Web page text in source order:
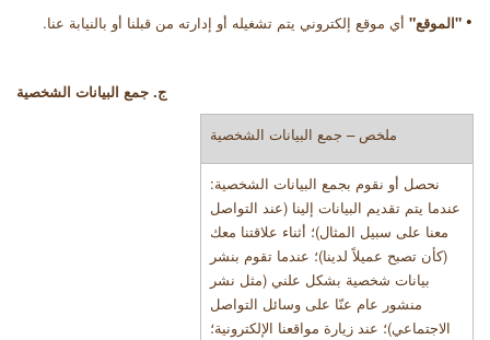
•
"الموقع" أي موقع إلكتروني يتم تشغيله أو إدارته من قبلنا أو بالنيابة عنا.
ج. جمع البيانات الشخصية
ملخص – جمع البيانات الشخصية
نحصل أو نقوم بجمع البيانات الشخصية:
عندما يتم تقديم البيانات إلينا (عند التواصل
معنا على سبيل المثال)؛ أثناء علاقتنا معك
(كأن تصبح عميلاً لدينا)؛ عندما تقوم بنشر
بيانات شخصية بشكل علني (مثل نشر
منشور عام عنّا على وسائل التواصل
الاجتماعي)؛ عند زيارة مواقعنا الإلكترونية؛